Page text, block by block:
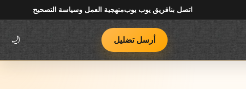
اتصل بنافريق يوب يوبمنهجية العمل وسياسة التصحيح
أرسل تضليل 🌙